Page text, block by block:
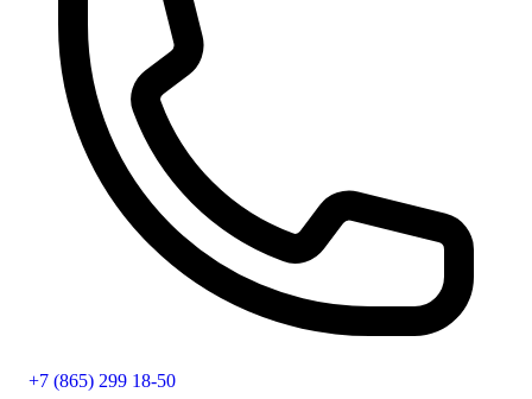
+7 (865) 299 18-50